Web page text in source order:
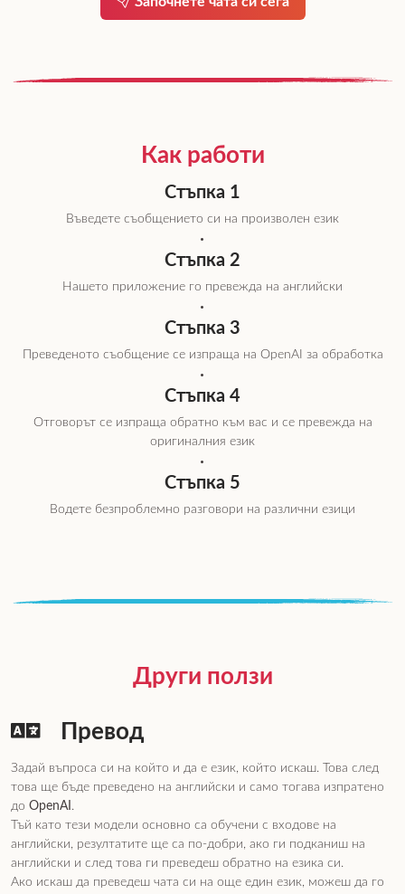
Как работи
Стъпка 1
Въведете съобщението си на произволен език
Стъпка 2
Нашето приложение го превежда на английски
Стъпка 3
Преведеното съобщение се изпраща на OpenAI за обработка
Стъпка 4
Отговорът се изпраща обратно към вас и се превежда на
оригиналния език
Стъпка 5
Водете безпроблемно разговори на различни езици
Други ползи
Превод
Задай въпроса си на който и да е език, който искаш. Това след
това ще бъде преведено на английски и само тогава изпратено
до OpenAI .
Тъй като тези модели основно са обучени с входове на
английски, резултатите ще са по-добри, ако ги подканиш на
английски и след това ги преведеш обратно на езика си.
Ако искаш да преведеш чата си на още един език, можеш да го